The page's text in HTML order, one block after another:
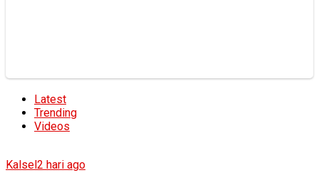
Latest
Trending
Videos
Kalsel 2 hari ago